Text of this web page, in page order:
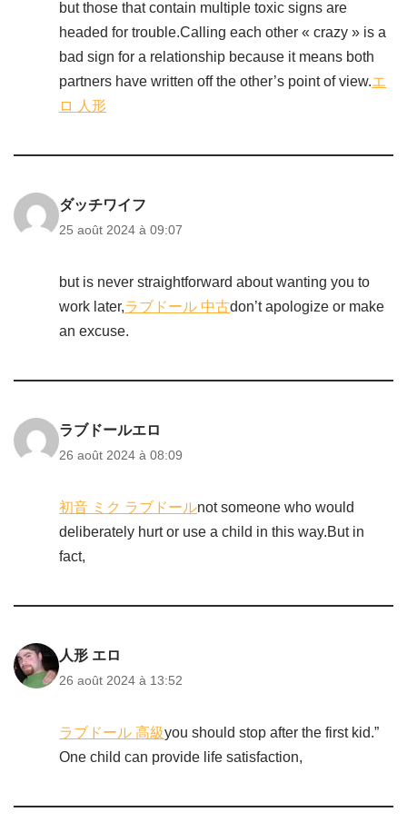
but those that contain multiple toxic signs are
headed for trouble.Calling each other « crazy » is a
bad sign for a relationship because it means both
partners have written off the other’s point of view.エ
ロ 人形
ダッチワイフ
25 août 2024 à 09:07
but is never straightforward about wanting you to
work later,ラブドール 中古don’t apologize or make
an excuse.
ラブドールエロ
26 août 2024 à 08:09
初音 ミク ラブドールnot someone who would
deliberately hurt or use a child in this way.But in
fact,
人形 エロ
26 août 2024 à 13:52
ラブドール 高級you should stop after the first kid.”
One child can provide life satisfaction,